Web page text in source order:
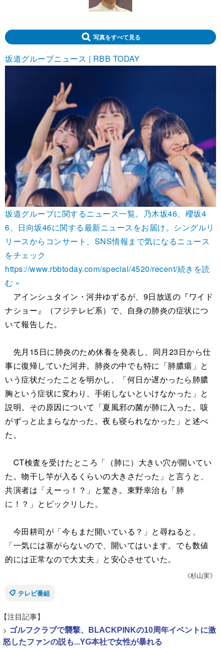
写真をすべて見る
坂道グループニュース | RBB TODAY
坂道グループに関するニュース一覧。乃木坂46、櫻坂4
6、日向坂46に関する最新ニュースをお届け。シングルリ
リースからコンサート、SNS情報まで気になるニュース
をチェック
https://www.rbbtoday.com/special/4520/recent/続きを読
む »
アインシュタイン・河井ゆずるが、9日放送の『ワイド
ナショー』（フジテレビ系）で、自身の肺炎の症状につ
いて報告した。
先月15日に肺炎のため休養を発表し、同月23日から仕
事に復帰していた河井。肺炎の中でも特に「肺膿瘍」と
いう症状だったことを明かし、「何日か遅かったら肺膿
胸という症状に変わり、手術しないといけなかった」と
説明。その原因について「夏風邪の菌が肺に入った。咳
がずっと止まらなかった。夜も寝られなかった」と述べ
た。
CT検査を受けたところ「（肺に）大きい穴が開いてい
た。物干し竿が入るくらいの大きさだった」と言うと、
共演者は「えーっ！？」と驚き。東野幸治も「肺
に！？」とビックリした。
今田耕司が「今もまだ開いている？」と尋ねると、
「一気には塞がらないので、開いてはいます。でも数値
的には正常なので大丈夫」と安心させていた。
《杉山実》
テレビ番組
【注目記事】
> ゴルフクラブで襲撃、BLACKPINKの10周年イベントに激
怒したファンの説も...YG本社で女性が暴れる